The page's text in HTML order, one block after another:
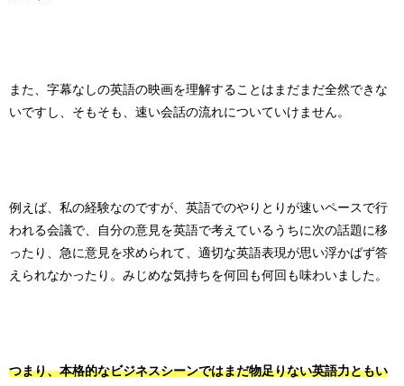
また、字幕なしの英語の映画を理解することはまだまだ全然できな
いですし、そもそも、速い会話の流れについていけません。
例えば、私の経験なのですが、英語でのやりとりが速いペースで行
われる会議で、自分の意見を英語で考えているうちに次の話題に移
ったり、急に意見を求められて、適切な英語表現が思い浮かばず答
えられなかったり。みじめな気持ちを何回も何回も味わいました。
つまり、本格的なビジネスシーンではまだ物足りない英語力ともい